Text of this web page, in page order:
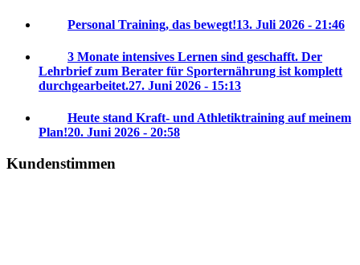
Personal Training, das bewegt!13. Juli 2026 - 21:46
3 Monate intensives Lernen sind geschafft. Der
Lehrbrief zum Berater für Sporternährung ist komplett
durchgearbeitet.27. Juni 2026 - 15:13
Heute stand Kraft- und Athletiktraining auf meinem
Plan!20. Juni 2026 - 20:58
Kundenstimmen